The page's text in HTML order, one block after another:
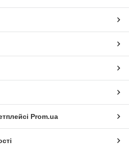
Prom.ua